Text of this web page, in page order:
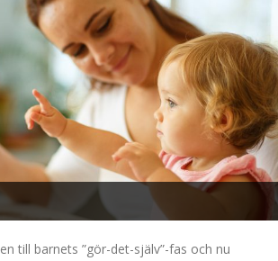
till barnets ”gör-det-själv”-fas och nu